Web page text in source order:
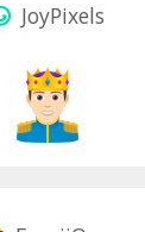
JoyPixels